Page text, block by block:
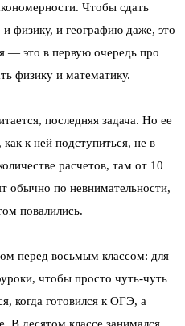
Чтобы сдать
физику, и географию даже, это
— это в первую очередь про
физику и математику.
последняя задача. Но ее
к ней подступиться, не в
расчетов, там от 10
обычно по невнимательности,
повалились.
перед восьмым классом: для
чтобы просто чуть-чуть
когда готовился к ОГЭ, а